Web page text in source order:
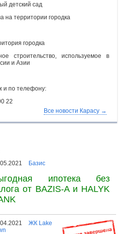
детский сад
на территории городка
городка
строительство, используемое в
и Азии
и по телефону:
22
Все новости Карасу →
Базис
ипотека без
от BAZIS-A и HALYK
ЖК Lake